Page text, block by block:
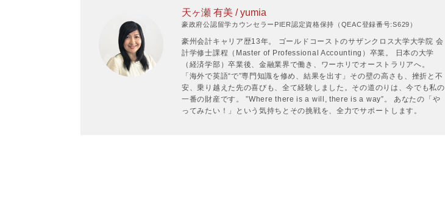
天ヶ瀬 有美 / yumia
豪政府公認留学カウンセラーPIER認定資格保持（QEAC登録番号:S629）
豪州会計キャリア歴13年。 ゴールドコーストのサザンクロス大学大学院 会
計学修士課程（Master of Professional Accounting）卒業。 日本の大学
（経済学部）卒業後、金融業界で働き、ワーホリでオーストラリアへ。
「海外で英語“で”専門知識を修め、結果を出す」その壁の高さも、挫折と不
安、乗り越えた先の喜びも、全て経験しました。その道のりは、今でも私の
一番の財産です。 ”Where there is a will, there is a way”。 あなたの「や
ってみたい！」という気持ちとその挑戦を、全力でサポートします。